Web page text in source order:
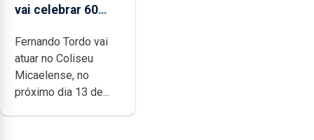
vai celebrar 60
no Coliseu
Micaelense
Fernando Tordo vai
atuar no Coliseu
Micaelense, no
próximo dia 13 de...